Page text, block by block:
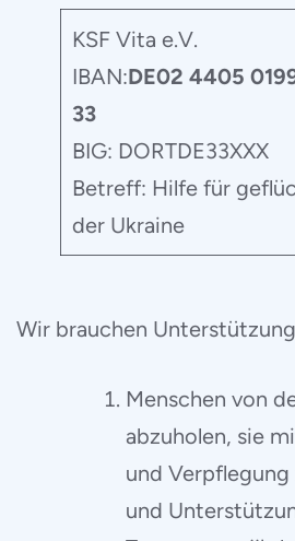
KSF Vita e.V.
IBAN:DE02 4405
33
BIG: DORTDE33XXX
Betreff: Hilfe für
der Ukraine
Wir brauchen
Menschen von
abzuholen, sie
und
und